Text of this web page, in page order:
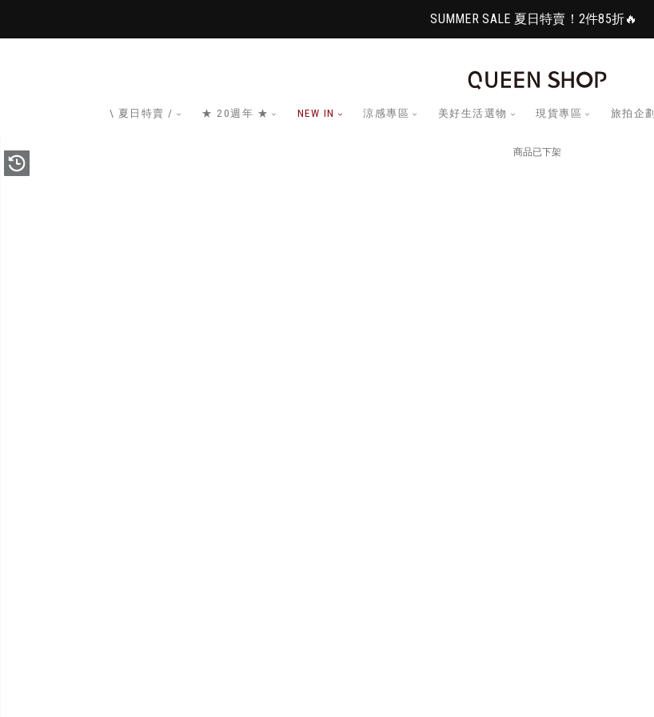
SUMMER SALE 夏日特賣！2件85折🔥
\ 夏日特賣 / ★ 20週年 ★ NEW IN 涼感專區 美好生活選物 現貨專區 旅拍企劃
商品已下架